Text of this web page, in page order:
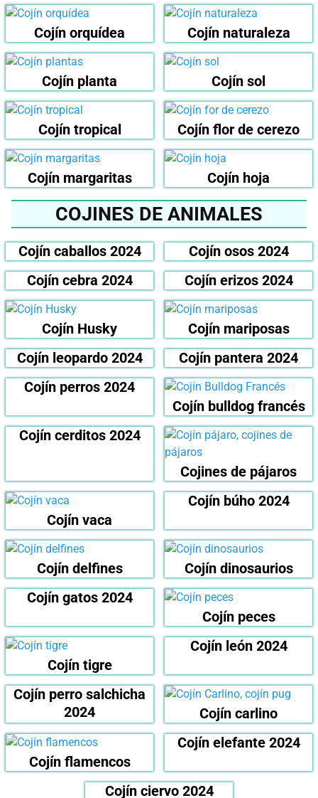
Cojín orquídea Cojín naturaleza
Cojín planta Cojín sol
Cojín tropical Cojín flor de cerezo
Cojín margaritas Cojín hoja
COJINES DE ANIMALES
Cojín caballos 2024
Cojín osos 2024
Cojín cebra 2024
Cojín erizos 2024
Cojín Husky
Cojín mariposas
Cojín leopardo 2024
Cojín pantera 2024
Cojín perros 2024
Cojín bulldog francés
Cojín cerditos 2024
Cojines de pájaros
Cojín vaca
Cojín búho 2024
Cojín delfines
Cojín dinosaurios
Cojín gatos 2024
Cojín peces
Cojín tigre
Cojín león 2024
Cojín perro salchicha
2024
Cojín carlino
Cojín flamencos
Cojín elefante 2024
Cojín ciervo 2024